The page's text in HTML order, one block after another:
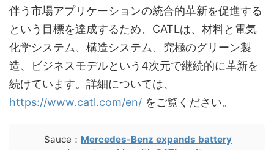
伴う市場アプリケーションの統合的革新を促進する
という目標を達成するため、CATLは、材料と電気
化学システム、構造システム、究極のグリーン製
造、ビジネスモデルという4次元で継続的に革新を
続けています。詳細については、
https://www.catl.com/en/ をご覧ください。
Sauce： Mercedes-Benz expands battery